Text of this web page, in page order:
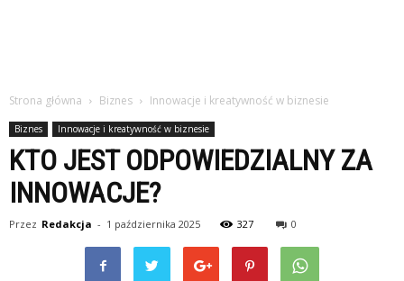
Strona główna Biznes Innowacje i kreatywność w biznesie
Biznes Innowacje i kreatywność w biznesie
KTO JEST ODPOWIEDZIALNY ZA
INNOWACJE?
Przez Redakcja - 1 października 2025 327 0